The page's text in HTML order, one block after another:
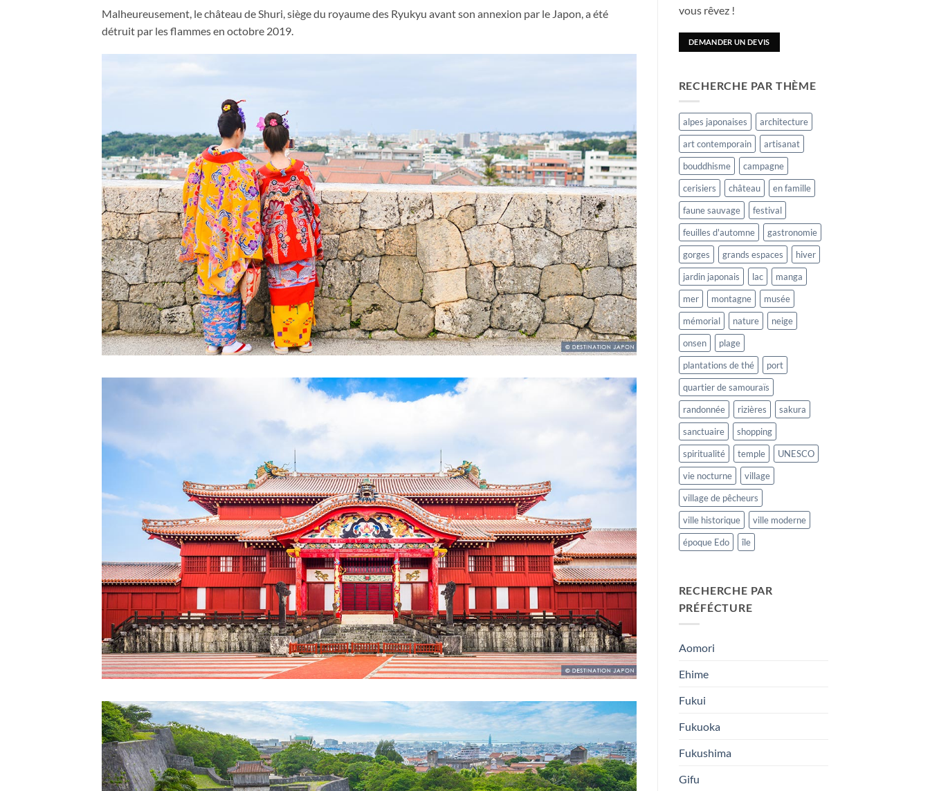
Malheureusement, le château de Shuri, siège du royaume des Ryukyu avant son annexion par le Japon, a été
détruit par les flammes en octobre 2019.
vous rêvez !
DEMANDER UN DEVIS
RECHERCHE PAR THÈME
alpes japonaises
architecture
art contemporain
artisanat
bouddhisme
campagne
cerisiers
château
en famille
faune sauvage
festival
feuilles d'automne
gastronomie
gorges
grands espaces
hiver
jardin japonais
lac
manga
mer
montagne
musée
mémorial
nature
neige
onsen
plage
plantations de thé
port
quartier de samouraïs
randonnée
rizières
sakura
sanctuaire
shopping
spiritualité
temple
UNESCO
vie nocturne
village
village de pêcheurs
ville historique
ville moderne
époque Edo
île
RECHERCHE PAR
PRÉFÉCTURE
Aomori
Ehime
Fukui
Fukuoka
Fukushima
Gifu